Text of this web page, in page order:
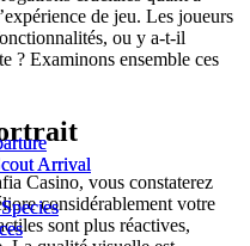
Arrival
Arrival
de jeu. Les joueurs
ou y a-t-il
? Examinons ensemble ces
Casino, vous constaterez
considérablement votre
sont plus réactives,